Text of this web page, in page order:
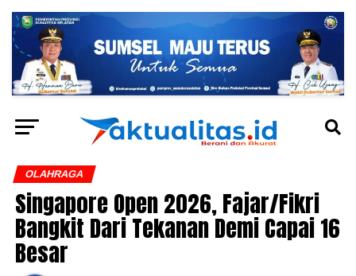
OLAHRAGA
Singapore Open 2026, Fajar/Fikri
Bangkit Dari Tekanan Demi Capai 16
Besar